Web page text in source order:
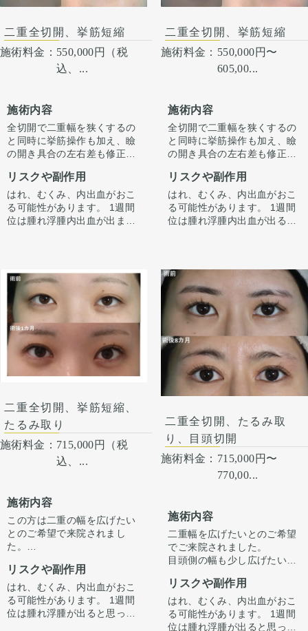
二重全切開、挙筋短縮
施術料金： 550,000円（税
込、...
施術内容
全切開で二重幅を狭くするの
と同時に挙筋操作も加え、瞼
の開き具合の左右差も修正し
リスクや副作用
はれ、むくみ、内出血がおこ
る可能性があります。 1週間
位は腫れ浮腫内出血が出ます
長続く（1ヶ月くらい）方が
います。 微妙な左右差は出る
ことがあります。 合併症が起
こっても当院で責任を持って
治療します。 手術を受けた人
全員が写真の様な変化をする
わけではない事にも注意して
ください。 その人ごとに個性
がありますので、手術の結果
二重全切開、挙筋短縮
施術料金： 550,000円〜
605,00...
施術内容
全切開で二重幅を狭くするの
と同時に挙筋操作も加え、瞼
の開き具合の左右差も修正し
リスクや副作用
はれ、むくみ、内出血がおこ
る可能性があります。 1週間
位は腫れ浮腫内出血が出ると
きたりむくみが長続き（1ヶ
月くらい）する人がいます。
微妙な左右差は出ることがあ
ります。 合併症が起こって
も、当院で責任を持って治療
します。 手術を受けた人全員
が写真の様な変化をするわけ
ではない事にも注意してくだ
さい。 その人ごとに個性があ
りますので、手術の結果にも
二重全切開、挙筋短縮、
たるみ取り
施術料金： 715,000円（税
込、...
施術内容
この方は二重の幅を広げたい
とのご希望で来院されまし
た。
あり、挙筋短縮も行いまし
た。
左右差もだいぶ改善されてパ
ッチリしましたね。
リスクや副作用
はれ、むくみ、内出血がおこ
る可能性があります。 1週間
位は腫れ浮腫が出ると思って
二重全切開、たるみ取
り、目頭切開
施術料金： 715,000円〜
770,00...
施術内容
二重幅を広げたいとのご希望
でご来院されました。
目頭側の幅も少し広げたいと
っております。
リスクや副作用
はれ、むくみ、内出血がおこ
る可能性があります。 1週間
位は腫れ浮腫が出ると思って